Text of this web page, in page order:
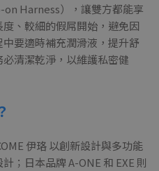
Harness），讓雙方都能享
、較細的假屌開始，避免因
要適時補充潤滑液，提升舒
清潔乾淨，以維護私密健
伊珞 以創新設計與多功能
；日本品牌 A-ONE 和 EXE 則